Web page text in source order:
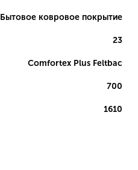
Бытовое ковровое покрытие
23
Comfortex Plus Feltbac
700
1610